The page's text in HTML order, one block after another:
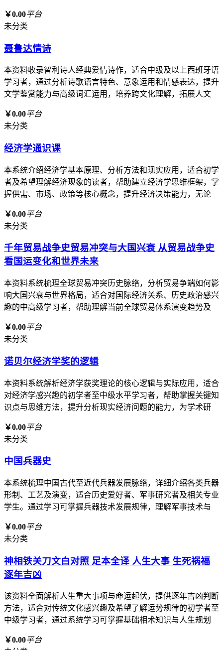
￥0.00平台
未分类
聂鲁达情诗
本资料收录智利诗人经典爱情诗作，适合中级及以上西班牙语
学习者，通过分析诗歌语言特色、意象运用和情感表达，提升
文学鉴赏能力与高级词汇运用，培养跨文化理解，拓展人文
￥0.00平台
未分类
经济学通识课
本系统介绍经济学基本原理、分析方法和现实应用，适合初学
者及希望理解经济现象的读者，帮助建立经济学思维框架，掌
握供需、市场、政策等核心概念，提升经济决策能力，无论
￥0.00平台
未分类
千年贸易战争史贸易冲突与大国兴衰 从贸易战争史
看国运变化和世界未来
本资料系统梳理全球贸易冲突历史脉络，分析贸易争端如何影
响大国兴衰与世界格局，适合对国际经济关系、历史政治感兴
趣的中高级学习者，帮助理解当前全球贸易体系演变趋势及
￥0.00平台
未分类
诺贝尔经济学奖的逻辑
本资料系统解析经济学获奖理论的核心逻辑与实际应用，适合
对经济学感兴趣的初学者至中级水平学习者，帮助掌握关键知
识点与思维方法，提升分析现实经济问题的能力，为学术研
￥0.00平台
未分类
中国兵器史
本系统梳理中国古代至近代兵器发展脉络，详细介绍各类兵器
形制、工艺及演变，适合历史爱好者、军事研究者及相关专业
学生。通过学习可掌握兵器技术发展规律，理解军事技术与
￥0.00平台
未分类
神相铁关刀文白对照 足本全译 人生大事 生死祸福
逐年吉凶
该资料全面解析人生重大事项与命运起伏，提供逐年吉凶判断
方法，适合对传统文化感兴趣及希望了解运势规律的初学者至
中级学习者，通过系统学习可掌握基础相术知识与人生规划
￥0.00平台